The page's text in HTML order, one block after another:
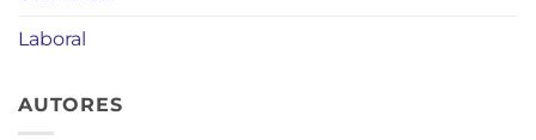
Laboral
AUTORES